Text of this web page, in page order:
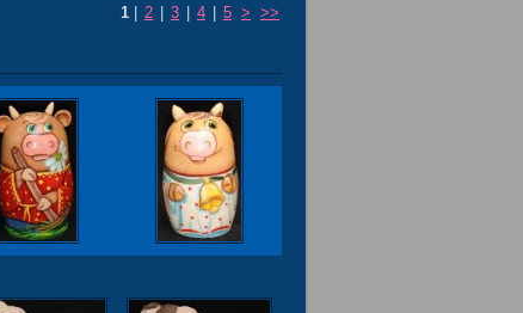
1 2 3 4 5 > >>